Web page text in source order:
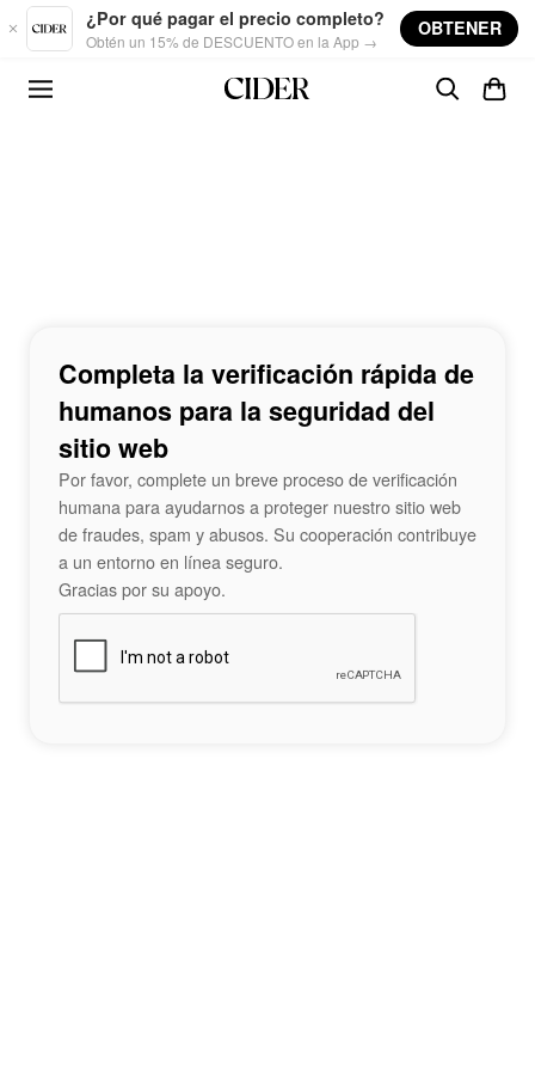
Skip to main content
¿Por qué pagar el precio completo?
Obtén un 15% de DESCUENTO en la App →
OBTENER
Completa la verificación rápida de
humanos para la seguridad del
sitio web
Por favor, complete un breve proceso de verificación
humana para ayudarnos a proteger nuestro sitio web
de fraudes, spam y abusos. Su cooperación contribuye
a un entorno en línea seguro.
Gracias por su apoyo.